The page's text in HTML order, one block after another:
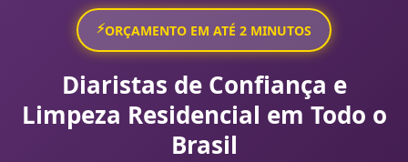
⚡ORÇAMENTO EM ATÉ 2 MINUTOS
Diaristas de Confiança e
Limpeza Residencial em Todo o
Brasil